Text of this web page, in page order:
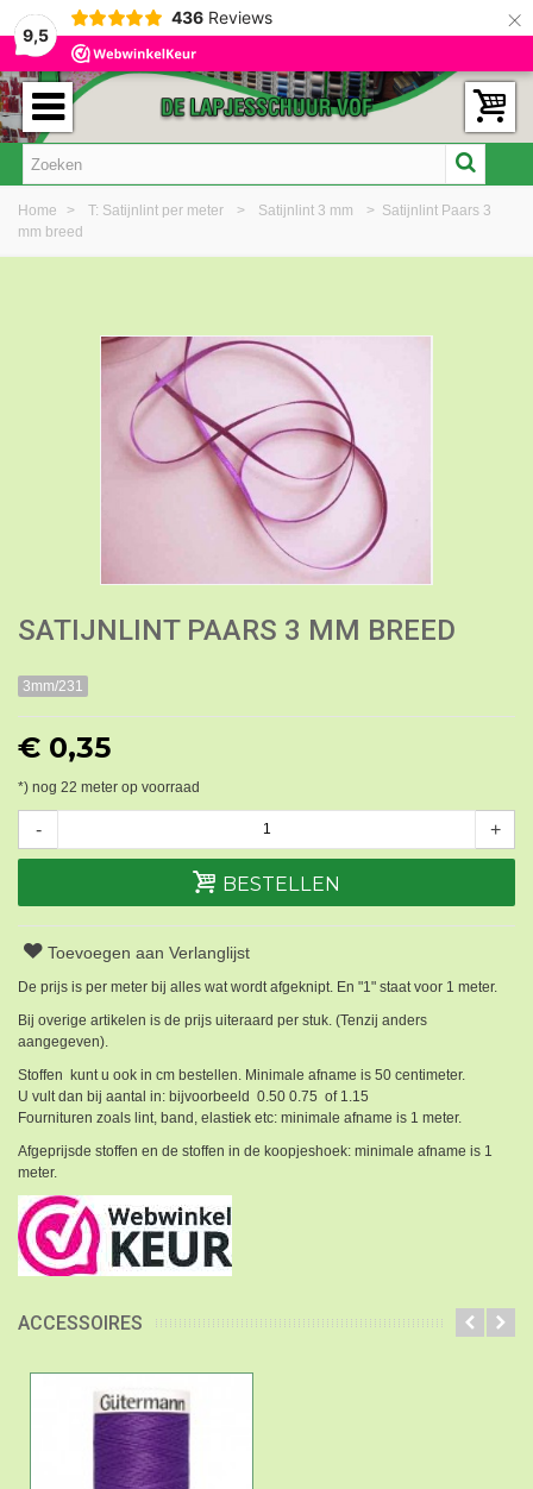
9,5
436 Reviews ×
Home > T: Satijnlint per meter > Satijnlint 3 mm > Satijnlint Paars 3
mm breed
SATIJNLINT PAARS 3 MM BREED
3mm/231
€ 0,35
*) nog 22 meter op voorraad
- +
BESTELLEN
Toevoegen aan Verlanglijst
De prijs is per meter bij alles wat wordt afgeknipt. En "1" staat voor 1 meter.
Bij overige artikelen is de prijs uiteraard per stuk. (Tenzij anders
aangegeven).
Stoffen kunt u ook in cm bestellen. Minimale afname is 50 centimeter.
U vult dan bij aantal in: bijvoorbeeld 0.50 0.75 of 1.15
Fournituren zoals lint, band, elastiek etc: minimale afname is 1 meter.
Afgeprijsde stoffen en de stoffen in de koopjeshoek: minimale afname is 1
meter.
ACCESSOIRES